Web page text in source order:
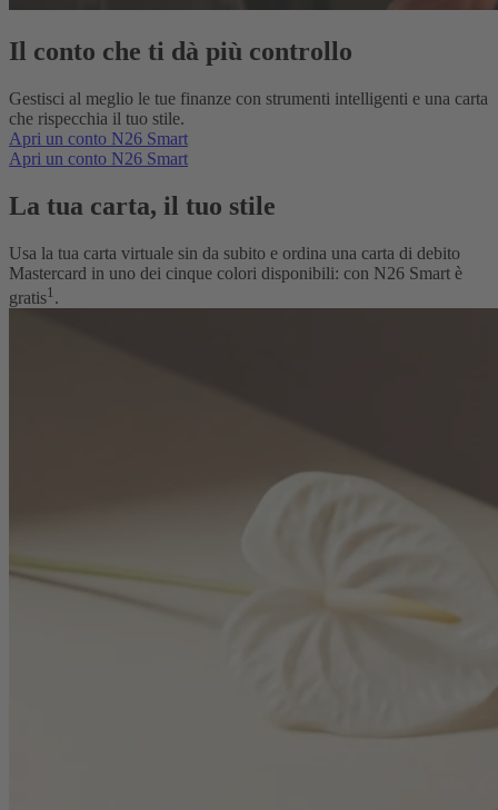
Il conto che ti dà più controllo
Gestisci al meglio le tue finanze con strumenti intelligenti e una carta
che rispecchia il tuo stile.
Apri un conto N26 Smart
Apri un conto N26 Smart
La tua carta, il tuo stile
Usa la tua carta virtuale sin da subito e ordina una carta di debito
Mastercard in uno dei cinque colori disponibili: con N26 Smart è
gratis1 .